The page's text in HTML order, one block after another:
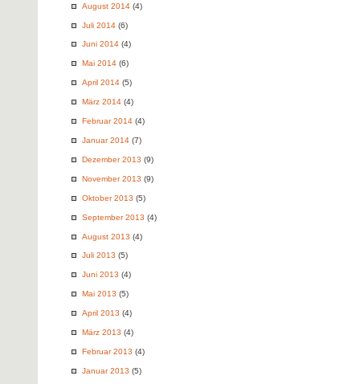
August 2014 (4)
Juli 2014 (6)
Juni 2014 (4)
Mai 2014 (6)
April 2014 (5)
März 2014 (4)
Februar 2014 (4)
Januar 2014 (7)
Dezember 2013 (9)
November 2013 (9)
Oktober 2013 (5)
September 2013 (4)
August 2013 (4)
Juli 2013 (5)
Juni 2013 (4)
Mai 2013 (5)
April 2013 (4)
März 2013 (4)
Februar 2013 (4)
Januar 2013 (5)